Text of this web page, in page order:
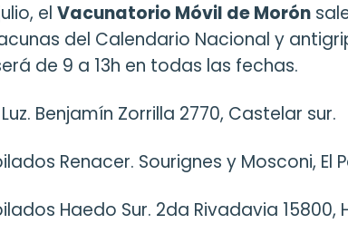
el Vacunatorio Móvil de Morón
del Calendario Nacional y
de 9 a 13h en todas las fechas.
Benjamín Zorrilla 2770, Castelar sur.
Renacer. Sourignes y Mosconi, El
Haedo Sur. 2da Rivadavia 15800,